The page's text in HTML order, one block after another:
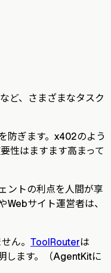
ど、さまざまなタスク
防ぎます。x402のよう
性はますます高まって
ントの利点を人間が享
サイト運営者は、
ん。 ToolRouterは
します。（AgentKitに